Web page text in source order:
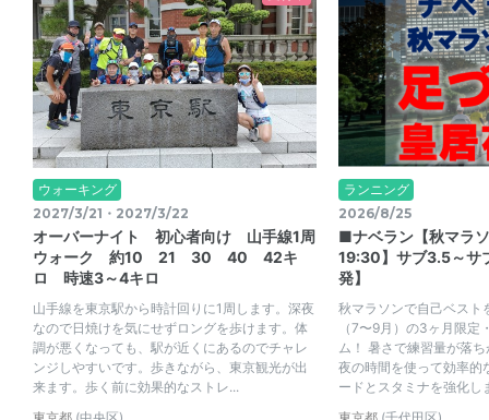
ウォーキング
2027/3/21・2027/3/22
オーバーナイト 初心者向け 山手線1周
ウォーク 約10 21 30 40 42キ
ロ 時速3～4キロ
山手線を東京駅から時計回りに1周します。深夜
なので日焼けを気にせずロングを歩けます。体
調が悪くなっても、駅が近くにあるのでチャレ
ンジしやすいです。歩きながら、東京観光が出
来ます。歩く前に効果的なストレ...
ランニング
2026/8/25
■ナベラン【秋マラ
19:30】サブ3.5～サ
発】
秋マラソンで自己ベスト
（7〜9月）の3ヶ月限定
ム！ 暑さで練習量が落
夜の時間を使って効率的
ードとスタミナを強化し